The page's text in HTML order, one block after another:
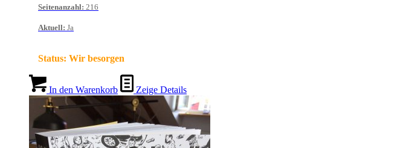
Seitenanzahl: 216
Aktuell: Ja
Status: Wir besorgen
In den Warenkorb Zeige Details